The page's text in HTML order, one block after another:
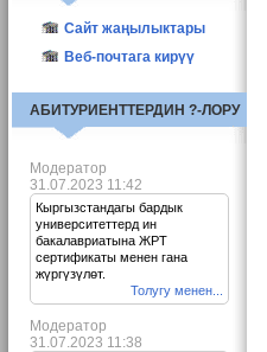
Ч.Айтматов
Памятники
Сайт жаңылыктары
Веб-почтага кирүү
АБИТУРИЕНТТЕРДИН ?-ЛОРУ
Модератор
31.07.2023 11:42
Кыргызстандагы бардык
университеттерд ин
бакалавриатына ЖРТ
сертификаты менен гана
жүргүзүлөт.
Толугу менен...
Модератор
31.07.2023 11:38